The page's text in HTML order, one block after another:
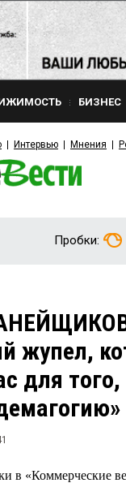
БИЗНЕС
Интервью Мнения
Пробки:
жупел,
для
в «Коммерческие